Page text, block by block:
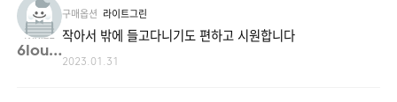
6lout**
구매옵션 라이트그린
작아서 밖에 들고다니기도 편하고 시원합니다
2023.01.31